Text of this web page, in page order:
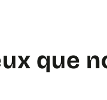
que